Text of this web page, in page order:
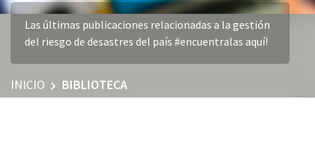
Las últimas publicaciones relacionadas a la gestión
del riesgo de desastres del país #encuentralas aquí!
INICIO BIBLIOTECA